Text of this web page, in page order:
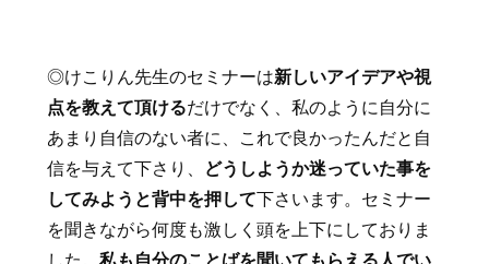
◎けこりん先生のセミナーは新しいアイデアや視
点を教えて頂けるだけでなく、私のように自分に
あまり自信のない者に、これで良かったんだと自
信を与えて下さり、
どうしようか迷っていた事を
してみようと背中を押して下さいます。セミナー
を聞きながら何度も激しく頭を上下にしておりま